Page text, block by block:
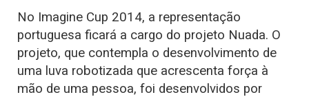
No Imagine Cup 2014, a representação
portuguesa ficará a cargo do projeto Nuada. O
projeto, que contempla o desenvolvimento de
uma luva robotizada que acrescenta força à
mão de uma pessoa, foi desenvolvidos por